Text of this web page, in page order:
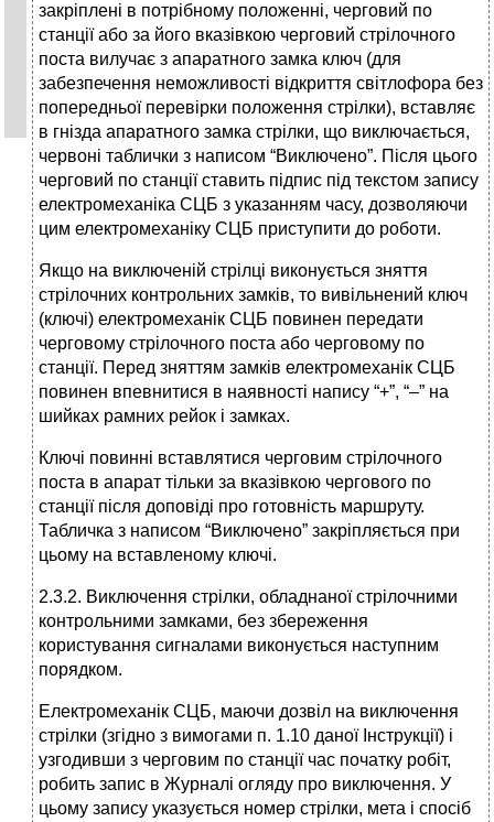
закріплені в потрібному положенні, черговий по
станції або за його вказівкою черговий стрілочного
поста вилучає з апаратного замка ключ (для
забезпечення неможливості відкриття світлофора без
попередньої перевірки положення стрілки), вставляє
в гнізда апаратного замка стрілки, що виключається,
червоні таблички з написом “Виключено”. Після цього
черговий по станції ставить підпис під текстом запису
електромеханіка СЦБ з указанням часу, дозволяючи
цим електромеханіку СЦБ приступити до роботи.
Якщо на виключеній стрілці виконується зняття
стрілочних контрольних замків, то вивільнений ключ
(ключі) електромеханік СЦБ повинен передати
черговому стрілочного поста або черговому по
станції. Перед зняттям замків електромеханік СЦБ
повинен впевнитися в наявності напису “+”, “–” на
шийках рамних рейок і замках.
Ключі повинні вставлятися черговим стрілочного
поста в апарат тільки за вказівкою чергового по
станції після доповіді про готовність маршруту.
Табличка з написом “Виключено” закріпляється при
цьому на вставленому ключі.
2.3.2. Виключення стрілки, обладнаної стрілочними
контрольними замками, без збереження
користування сигналами виконується наступним
порядком.
Електромеханік СЦБ, маючи дозвіл на виключення
стрілки (згідно з вимогами п. 1.10 даної Інструкції) і
узгодивши з черговим по станції час початку робіт,
робить запис в Журналі огляду про виключення. У
цьому запису указується номер стрілки, мета і спосіб